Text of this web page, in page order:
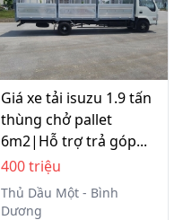
Giá xe tải isuzu 1.9 tấn
thùng chở pallet
6m2|Hỗ trợ trả góp...
400 triệu
Thủ Dầu Một - Bình
Dương